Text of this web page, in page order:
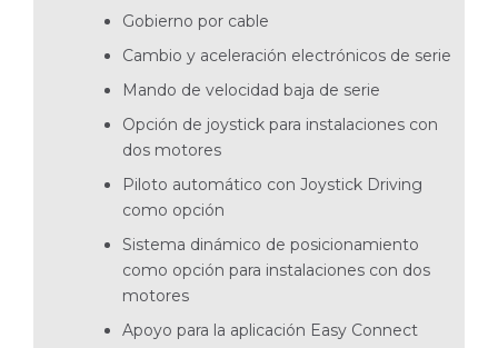
Gobierno por cable
Cambio y aceleración electrónicos de serie
Mando de velocidad baja de serie
Opción de joystick para instalaciones con
dos motores
Piloto automático con Joystick Driving
como opción
Sistema dinámico de posicionamiento
como opción para instalaciones con dos
motores
Apoyo para la aplicación Easy Connect